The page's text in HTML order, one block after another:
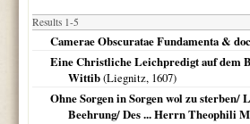
Results 1-5
Camerae Obscuratae Fundamenta &
Eine Christliche Leichpredigt auf dem
Wittib(Liegnitz, 1607)
Ohne Sorgen in Sorgen wol zu sterben/
Beehrung/ Des ... Herrn Theophili